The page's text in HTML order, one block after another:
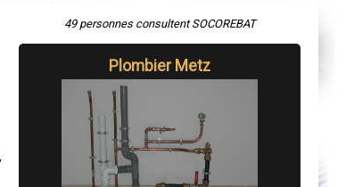
49 personnes consultent SOCOREBAT
Plombier Metz